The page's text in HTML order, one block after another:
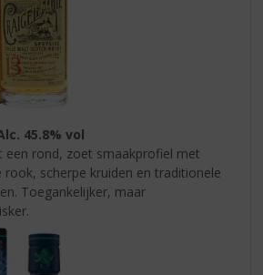
45.8% vol
een rond, zoet smaakprofiel met
rook, scherpe kruiden en traditionele
Toegankelijker, maar